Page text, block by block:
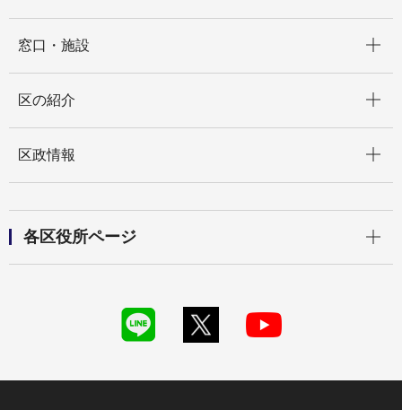
窓口・施設
区の紹介
区政情報
各区役所ページ